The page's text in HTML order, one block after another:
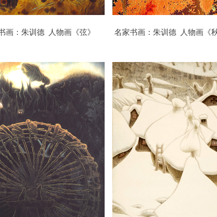
画：朱训德 人物画《弦》 名家书画：朱训德 人物画《